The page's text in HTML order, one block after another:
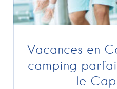
Vacances en
camping
le